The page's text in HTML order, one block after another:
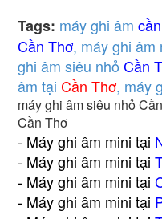
Tags: máy ghi âm
Cần Thơ, máy ghi
ghi âm siêu nhỏ Cần
âm tạiCần Thơ, máy
máy ghi âm siêu nhỏ
Cần Thơ
- Máy ghi âm mini tại
- Máy ghi âm mini tại
- Máy ghi âm mini tại
- Máy ghi âm mini tại